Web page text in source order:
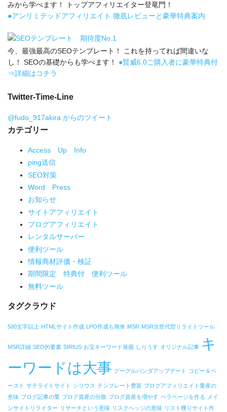
みから学べます！ トップアフィリエイター登竜門！
●アンリミテッドアフィリエイト 徹底レビューと豪華特典案内
今、最強最高のSEOテンプレート！ これを持ってれば間違いな
し！ SEOの基礎からも学べます！ ●賢威6.0ご購入者に豪華特典付
⇒詳細はコチラ
Twitter-Time-Line
@fudo_917akira からのツイート
カテゴリー
Access Up Info
ping送信
SEO対策
Word Press
お知らせ
サイトアフィリエイト
ブログアフィリエイト
レンタルサーバー
便利ツール
情報商材評価・検証
期間限定 特典付 便利ツール
無料ツール
タグクラウド
500文字以上 HTMLサイト作成 LPO作成も簡単 MSR MSR次世代型リライトツール
MSR詳細 SEO的要素 SIRIUS お宝キーワード発掘 しりうす オリジナル記事 キ
ーワードは大事 グーグルパンダアップデート コピー＆ペ
ースト サテライトサイト シリウス テンプレート豊富 ブログアフィリエイト量産の
意味 ブログ記事の量 ブログ資産の分散 ブログ資産を増やす ペラページを作る
メイ
ンサイトリライター リサーチという意味 リスクヘッジの意味 リスト獲りサイト作